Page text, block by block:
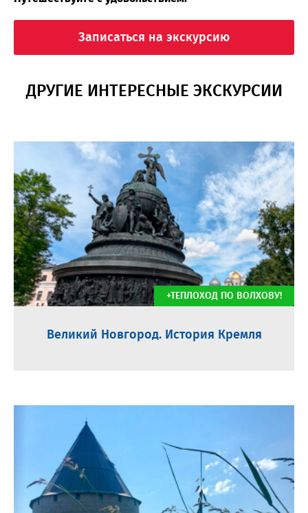
Записаться на экскурсию
ДРУГИЕ ИНТЕРЕСНЫЕ ЭКСКУРСИИ
Великий Новгород. История Кремля
+ТЕПЛОХОД ПО ВОЛХОВУ!